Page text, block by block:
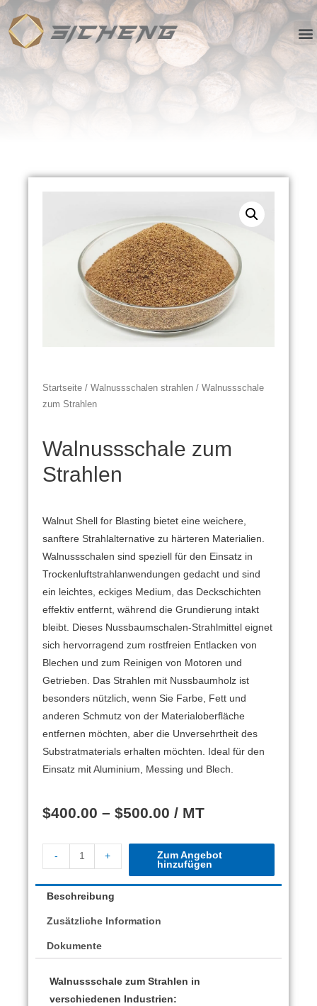
Startseite / Walnussschalen strahlen / Walnussschale
zum Strahlen
Walnussschale zum
Strahlen
Walnut Shell for Blasting bietet eine weichere,
sanftere Strahlalternative zu härteren Materialien.
Walnussschalen sind speziell für den Einsatz in
Trockenluftstrahlanwendungen gedacht und sind
ein leichtes, eckiges Medium, das Deckschichten
effektiv entfernt, während die Grundierung intakt
bleibt. Dieses Nussbaumschalen-Strahlmittel eignet
sich hervorragend zum rostfreien Entlacken von
Blechen und zum Reinigen von Motoren und
Getrieben. Das Strahlen mit Nussbaumholz ist
besonders nützlich, wenn Sie Farbe, Fett und
anderen Schmutz von der Materialoberfläche
entfernen möchten, aber die Unversehrtheit des
Substratmaterials erhalten möchten. Ideal für den
Einsatz mit Aluminium, Messing und Blech.
$400.00 – $500.00 / MT
- +
Zum Angebot
hinzufügen
Beschreibung
Zusätzliche Information
Dokumente
Walnussschale zum Strahlen in
verschiedenen Industrien: